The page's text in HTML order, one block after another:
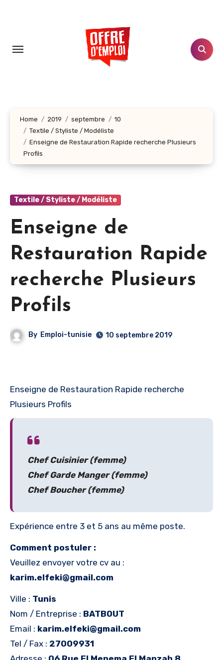
principal
Home 2019 septembre
10
Textile / Styliste / Modéliste
Enseigne de Restauration Rapide recherche Plusieurs
Profils
Textile / Styliste / Modéliste
Enseigne de
Restauration Rapide
recherche Plusieurs
Profils
By Emploi-tunisie 10 septembre 2019
Enseigne de Restauration Rapide recherche
Plusieurs Profils
Chef Cuisinier (femme)
Chef Garde Manger (femme)
Chef Boucher (femme)
Expérience entre 3 et 5 ans au même poste.
Comment postuler :
Veuillez envoyer votre cv au :
karim.elfeki@gmail.com
Ville : Tunis
Nom / Entreprise : BATBOUT
Email : karim.elfeki@gmail.com
Tel / Fax : 27009931